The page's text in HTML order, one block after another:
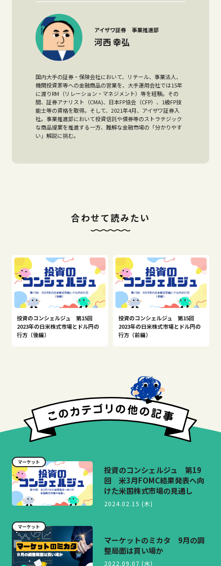
アイザワ証券 事業推進部
河西 幸弘
国内大手の証券・保険会社において、リテール、事業法人、
機関投資家等への金融商品の営業を、大手運用会社では15年
に渡りRM（リレーション・マネジメント）等を経験。その
間、証券アナリスト（CMA)、日本FP協会（CFP）、1級FP技
能士等の資格を取得。そして、2021年4月、アイザワ証券入
社。事業推進部において投資信託や債券等のストラテジック
な商品提案を推進する一方、難解な金融市場の「分かりやす
い」解説に挑む。
合わせて読みたい
投資のコンシェルジュ 第15回
2023年の日米株式市場とドル円の
行方（後編）
投資のコンシェルジュ 第15回
2023年の日米株式市場とドル円の
行方（前編）
マーケット
投資のコンシェルジュ 第19
回 米3月FOMC結果発表へ向
けた米国株式市場の見通し
2024.02.15 (木)
マーケット
マーケットのミカタ 9月の調
整局面は買い場か
2022.09.07 (水)